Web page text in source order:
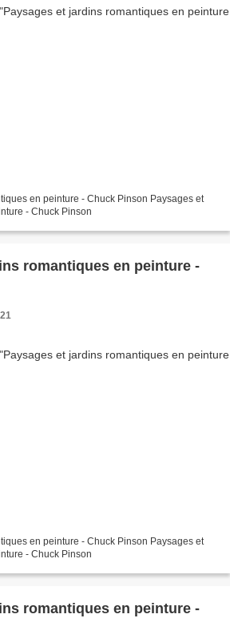
en peinture - Chuck Pinson Paysages et
jardins romantiques en peinture - Chuck Pinson
romantiques en peinture -
en peinture - Chuck Pinson Paysages et
jardins romantiques en peinture - Chuck Pinson
romantiques en peinture -